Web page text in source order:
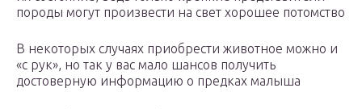
породы могут произвести на свет хорошее потомство
В некоторых случаях приобрести животное можно и
«с рук», но так у вас мало шансов получить
достоверную информацию о предках малыша